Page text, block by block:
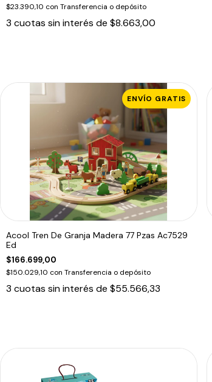
$23.390,10 con Transferencia o depósito
3 cuotas sin interés de $8.663,00
ENVÍO GRATIS
Acool Tren De Granja Madera 77 Pzas Ac7529
Ed
$166.699,00
$150.029,10 con Transferencia o depósito
3 cuotas sin interés de $55.566,33